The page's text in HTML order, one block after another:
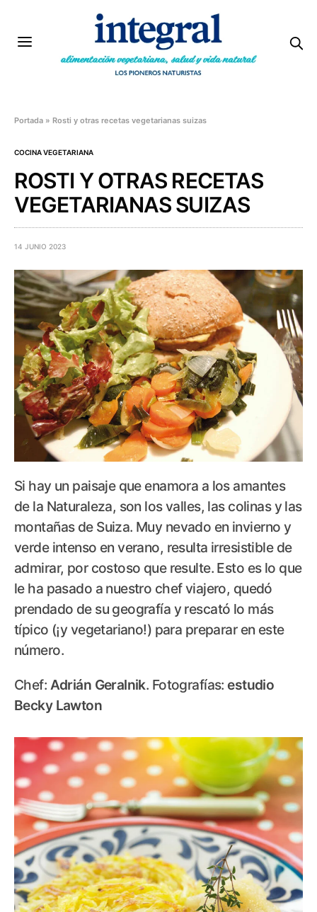
Portada » Rosti y otras recetas vegetarianas suizas
COCINA VEGETARIANA
ROSTI Y OTRAS RECETAS
VEGETARIANAS SUIZAS
14 JUNIO 2023
Si hay un paisaje que enamora a los amantes
de la Naturaleza, son los valles, las colinas y las
montañas de Suiza. Muy nevado en invierno y
verde intenso en verano, resulta irresistible de
admirar, por costoso que resulte. Esto es lo que
le ha pasado a nuestro chef viajero, quedó
prendado de su geografía y rescató lo más
típico (¡y vegetariano!) para preparar en este
número.
Chef: Adrián Geralnik. Fotografías:estudio
Becky Lawton